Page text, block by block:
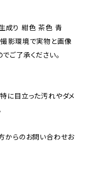
成り 紺色 茶色 青
影環境で実物と画像
ご了承ください。
に目立った汚れやダメ
からのお問い合わせお